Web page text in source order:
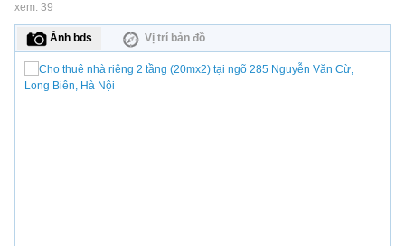
xem: 39
Ảnh bds Vị trí bản đồ